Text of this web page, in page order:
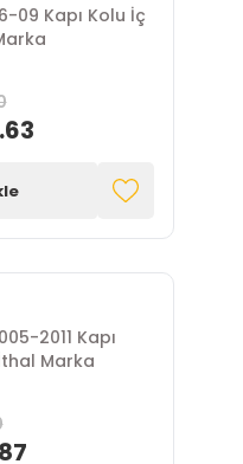
09 Kapı Kolu İç
2011 Kapı
Marka